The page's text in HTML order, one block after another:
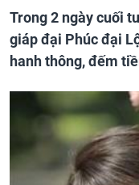
Trong 2 ngày cuối
giáp đại Phúc đại
hanh thông, đếm